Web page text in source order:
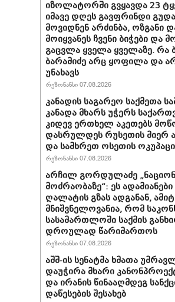
იზოლატორში გვყავდა 23
იმავე დღეს გავფრინდი
მოვიდნენ არძინბა, ოზგანი
მოიყვანეს ჩვენი ბიჭები და
გაცვლა ყველა ყველაზე. რა
ბარამიძე არც ყოფილა და
უნახავს
რეზონანსი 07.08.2026
კანადის საგარეო საქმეთა
კანადა მხარს უჭერს
კიდევ ერთხელ აკეთებს
დასრულდეს რუსეთის მიერ
და სამხრეთ ოსეთის
რეზონანსი 07.08.2026
არჩილ გორდულაძე
მოძრაობაზე“: ეს
ღალატის გზას ადგანან,
მნიშვნელოვანია, რომ
სასამართლოში საქმის
დროულად წარიმართოს
რეზონანსი 07.08.2026
აშშ-ის სენატმა ხმათა
დაუჭირა მხარი
და ირანის წინააღმდეგ
დაწესების შესახებ